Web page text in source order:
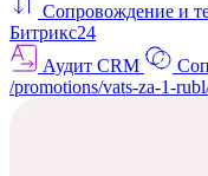
Сопровождение и
Битрикс24
Аудит CRM
/promotions/vats-za-1-